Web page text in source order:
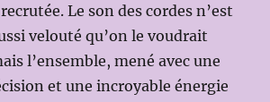
Le son des cordes n’est
velouté qu’on le voudrait
l’ensemble, mené avec une
et une incroyable énergie